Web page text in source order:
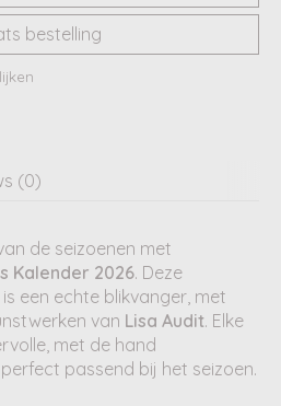
bestelling
(0)
de seizoenen met
Kalender 2026. Deze
een echte blikvanger, met
van Lisa Audit. Elke
met de hand
passend bij het seizoen.